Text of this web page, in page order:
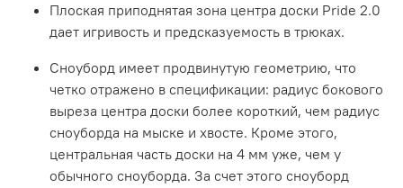
Плоская приподнятая зона центра доски Pride 2.0
дает игривость и предсказуемость в трюках.
Сноуборд имеет продвинутую геометрию, что
четко отражено в спецификации: радиус бокового
выреза центра доски более короткий, чем радиус
сноуборда на мыске и хвосте. Кроме этого,
центральная часть доски на 4 мм уже, чем у
обычного сноуборда. За счет этого сноуборд